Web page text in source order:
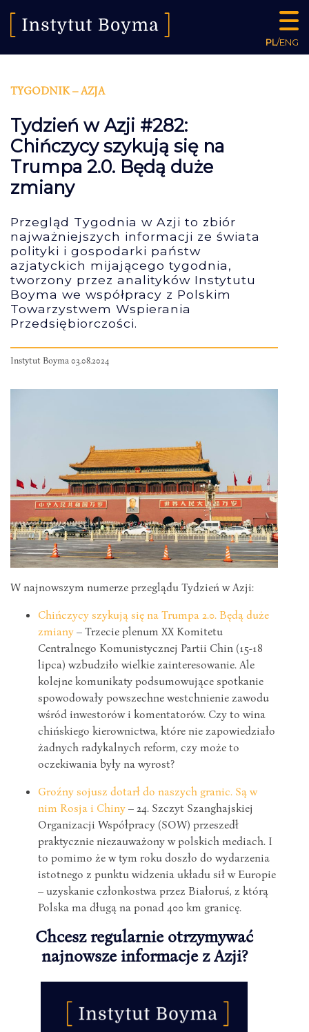
PL/ENG
TYGODNIK – AZJA
Tydzień w Azji #282:
Chińczycy szykują się na
Trumpa 2.0. Będą duże
zmiany
Przegląd Tygodnia w Azji to zbiór
najważniejszych informacji ze świata
polityki i gospodarki państw
azjatyckich mijającego tygodnia,
tworzony przez analityków Instytutu
Boyma we współpracy z Polskim
Towarzystwem Wspierania
Przedsiębiorczości.
Instytut Boyma 03.08.2024
W najnowszym numerze przeglądu Tydzień w Azji:
Chińczycy szykują się na Trumpa 2.0. Będą duże
zmiany – Trzecie plenum XX Komitetu
Centralnego Komunistycznej Partii Chin (15-18
lipca) wzbudziło wielkie zainteresowanie. Ale
kolejne komunikaty podsumowujące spotkanie
spowodowały powszechne westchnienie zawodu
wśród inwestorów i komentatorów. Czy to wina
chińskiego kierownictwa, które nie zapowiedziało
żadnych radykalnych reform, czy może to
oczekiwania były na wyrost?
Groźny sojusz dotarł do naszych granic. Są w
nim Rosja i Chiny – 24. Szczyt Szanghajskiej
Organizacji Współpracy (SOW) przeszedł
praktycznie niezauważony w polskich mediach. I
to pomimo że w tym roku doszło do wydarzenia
istotnego z punktu widzenia układu sił w Europie
– uzyskanie członkostwa przez Białoruś, z którą
Polska ma długą na ponad 400 km granicę.
Chcesz regularnie otrzymywać
najnowsze informacje z Azji?